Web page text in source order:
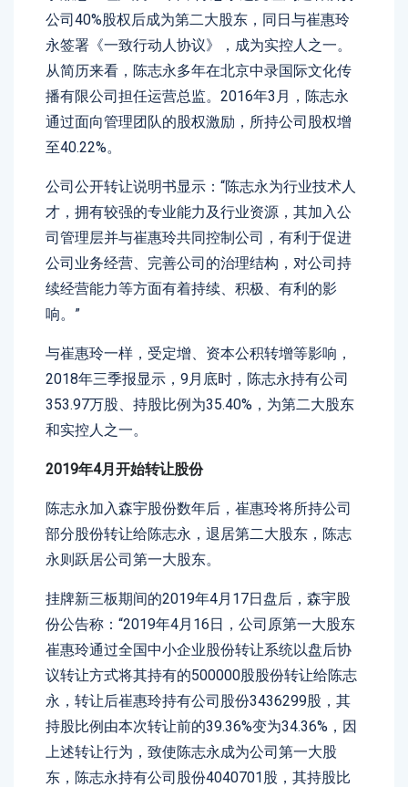
公司40%股权后成为第二大股东，同日与崔惠玲
永签署《一致行动人协议》，成为实控人之一。
从简历来看，陈志永多年在北京中录国际文化传
播有限公司担任运营总监。2016年3月，陈志永
通过面向管理团队的股权激励，所持公司股权增
至40.22%。
公司公开转让说明书显示：“陈志永为行业技术人
才，拥有较强的专业能力及行业资源，其加入公
司管理层并与崔惠玲共同控制公司，有利于促进
公司业务经营、完善公司的治理结构，对公司持
续经营能力等方面有着持续、积极、有利的影
响。”
与崔惠玲一样，受定增、资本公积转增等影响，
2018年三季报显示，9月底时，陈志永持有公司
353.97万股、持股比例为35.40%，为第二大股东
和实控人之一。
2019年4月开始转让股份
陈志永加入森宇股份数年后，崔惠玲将所持公司
部分股份转让给陈志永，退居第二大股东，陈志
永则跃居公司第一大股东。
挂牌新三板期间的2019年4月17日盘后，森宇股
份公告称：“2019年4月16日，公司原第一大股东
崔惠玲通过全国中小企业股份转让系统以盘后协
议转让方式将其持有的500000股股份转让给陈志
永，转让后崔惠玲持有公司股份3436299股，其
持股比例由本次转让前的39.36%变为34.36%，因
上述转让行为，致使陈志永成为公司第一大股
东，陈志永持有公司股份4040701股，其持股比